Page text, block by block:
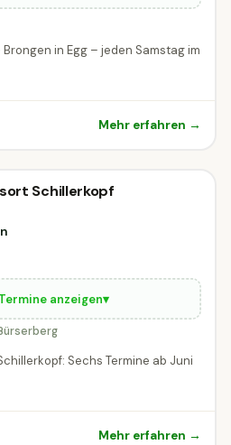
in Egg – jeden Samstag im
Mehr erfahren →
Schillerkopf
anzeigen▾
Sechs Termine ab Juni
Mehr erfahren →